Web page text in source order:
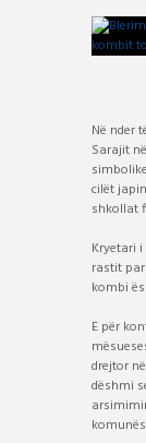
Në nder
Sarajit
cilët
shkollat
Kryetari
rastit
kombi
E për
drejtor
dëshmi